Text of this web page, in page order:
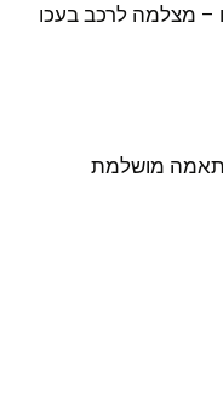
מצלמה לרכב בעכו
מושלמת